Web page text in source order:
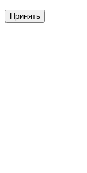
Принять